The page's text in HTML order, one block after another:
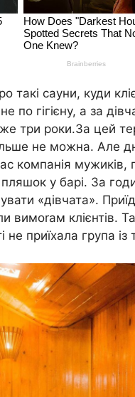
такі сауни, куди
по гігієну, а за
три роки.За цей
не можна. Але
компанія мужиків,
у барі. За
«дівчата».
вимоrам клієнтів.
не приїхала група із